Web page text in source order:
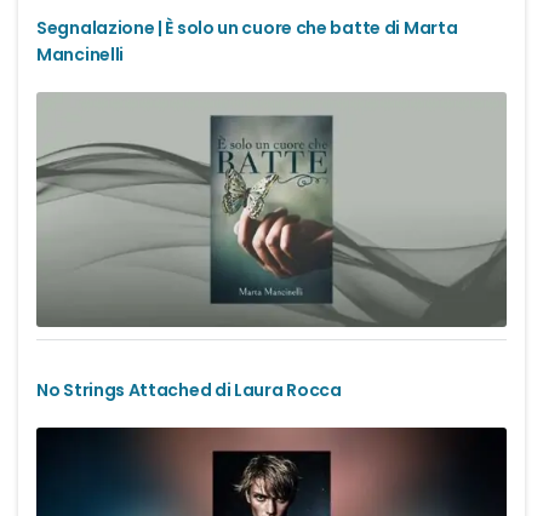
Segnalazione | È solo un cuore che batte di Marta
Mancinelli
No Strings Attached di Laura Rocca